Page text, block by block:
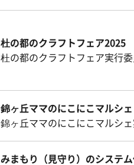
杜の都のクラフトフェア2025
杜の都のクラフトフェア実行
錦ヶ丘ママのにこにこマルシェ
錦ヶ丘ママのにこにこマルシ
みまもり（見守り）のシステ